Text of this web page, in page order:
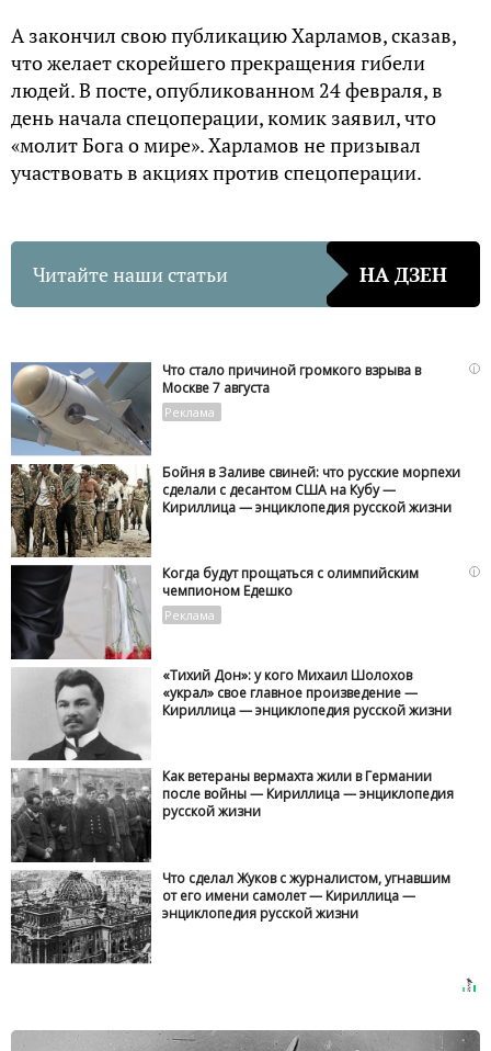
А закончил свою публикацию Харламов, сказав,
что желает скорейшего прекращения гибели
людей. В посте, опубликованном 24 февраля, в
день начала спецоперации, комик заявил, что
«молит Бога о мире». Харламов не призывал
участвовать в акциях против спецоперации.
Читайте наши статьи НА ДЗЕН
i
Что стало причиной громкого взрыва в
Москве 7 августа
Бойня в Заливе свиней: что русские морпехи
сделали с десантом США на Кубу —
Кириллица — энциклопедия русской жизни
i
Когда будут прощаться с олимпийским
чемпионом Едешко
«Тихий Дон»: у кого Михаил Шолохов
«украл» свое главное произведение —
Кириллица — энциклопедия русской жизни
Как ветераны вермахта жили в Германии
после войны — Кириллица — энциклопедия
русской жизни
Что сделал Жуков с журналистом, угнавшим
от его имени самолет — Кириллица —
энциклопедия русской жизни